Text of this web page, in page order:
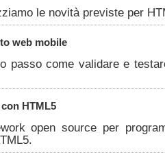
le novità previste per
web mobile
passo come validare e
HTML5
open source per